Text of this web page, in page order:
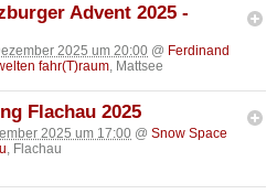
Advent 2025 -
2025 um 20:00 @ Ferdinand
fahr(T)raum, Mattsee
Flachau 2025
2025 um 17:00 @ Snow Space
, Flachau